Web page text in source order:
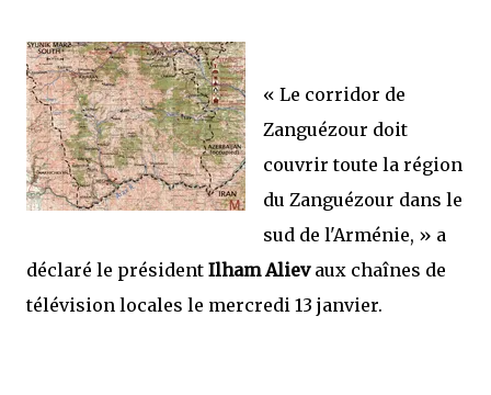
« Le corridor de
Zanguézour doit
couvrir toute la région
du Zanguézour dans le
sud de l'Arménie, » a
déclaré le président Ilham Alievaux chaînes de
télévision locales le mercredi 13 janvier.